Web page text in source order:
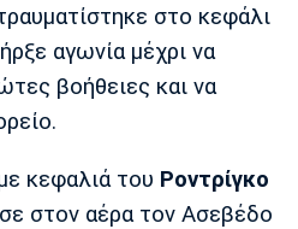
στο κεφάλι
αγωνία μέχρι να
βοήθειες και να
κεφαλιά του Ροντρίγκο
στον αέρα τον Ασεβέδο